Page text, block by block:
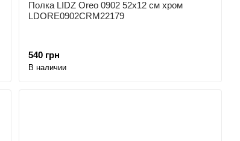
Полка LIDZ Oreo 0902 52х12 см хром
LDORE0902CRM22179
540 грн
В наличии